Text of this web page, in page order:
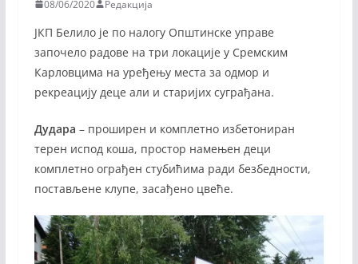
08/06/2020 Редакција
ЈКП Белило је по налогу Општинске управе
започело радове на три локације у Сремским
Карловцима на уређењу места за одмор и
рекреацију деце али и старијих суграђана.
Дудара – проширен и комплетно избетониран
терен испод коша, простор намењен деци
комплетно ограђен стубићима ради безбедности,
постављене клупе, засађено цвеће.